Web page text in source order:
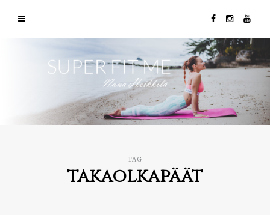
TAG
takaolkapäät